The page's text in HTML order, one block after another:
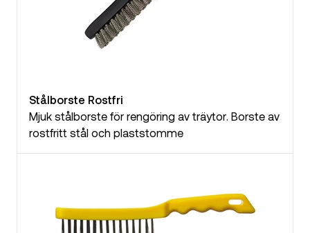
Stålborste Rostfri
Mjuk stålborste för rengöring av träytor. Borste av
rostfritt stål och plaststomme